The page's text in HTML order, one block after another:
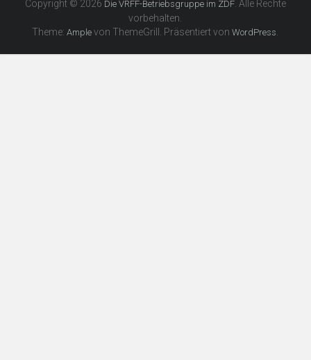
Copyright © 2026 Die VRFF-Betriebsgruppe im ZDF. Alle Rechte
vorbehalten.
Theme:Ample von ThemeGrill. Präsentiert vonWordPress